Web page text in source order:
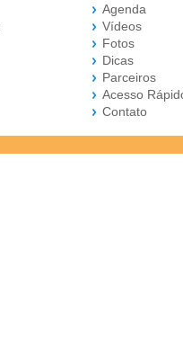
Agenda
Vídeos
Fotos
Dicas
Parceiros
Acesso
Contato